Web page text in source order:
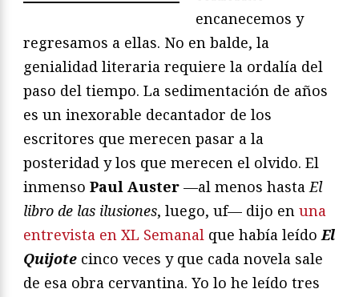
encanecemos y
regresamos a ellas. No en balde, la
genialidad literaria requiere la ordalía del
paso del tiempo. La sedimentación de años
es un inexorable decantador de los
escritores que merecen pasar a la
posteridad y los que merecen el olvido. El
inmenso Paul Auster —al menos hasta El
libro de las ilusiones, luego, uf— dijo en una
entrevista en XL Semanal que había leído El
Quijote cinco veces y que cada novela sale
de esa obra cervantina. Yo lo he leído tres